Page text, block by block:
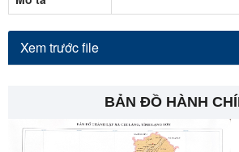
Xem trước file
BẢN ĐỒ HÀNH